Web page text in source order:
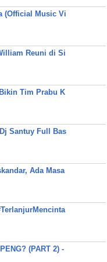
(Official Music Vi
Reuni di Si
Tim Prabu K
Santuy Full Bas
Ada Masa
(PART 2) -